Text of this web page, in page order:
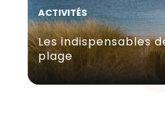
ACTIVITÉS
Les indispensables
plage